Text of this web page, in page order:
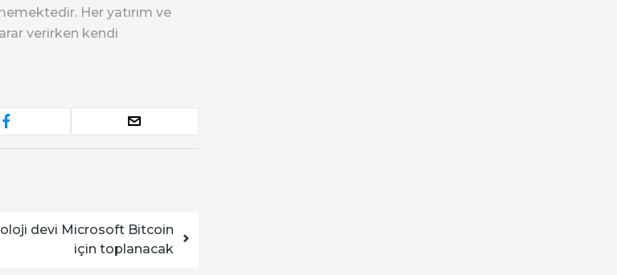
Her yatırım ve
verirken kendi
devi Microsoft Bitcoin
için toplanacak